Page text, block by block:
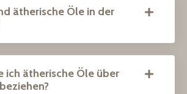
ätherische Öle in der
ich ätherische Öle über